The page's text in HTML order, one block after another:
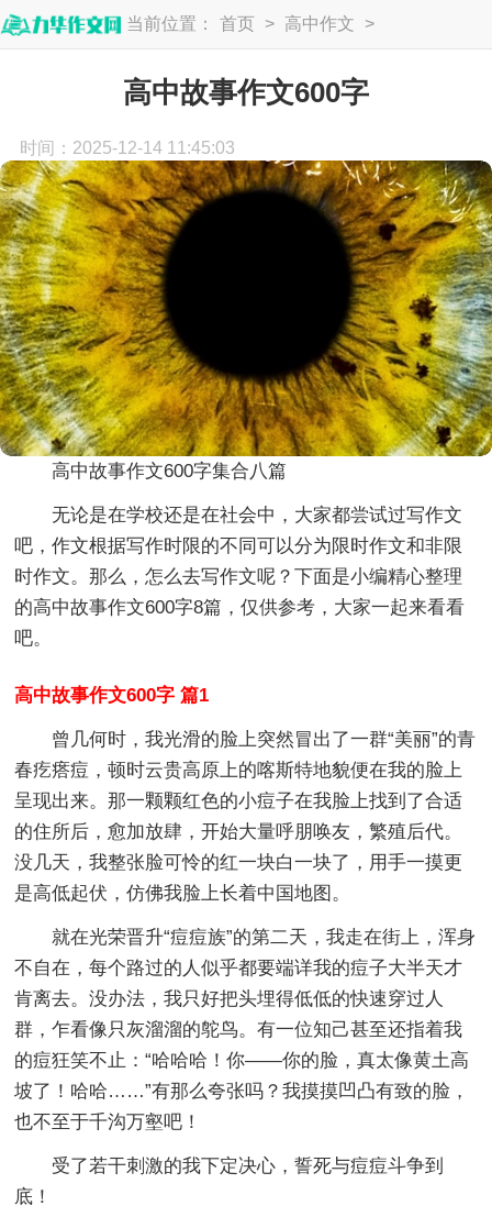
当前位置： 首页 > 高中作文 >
高中生作文
高中故事作文600字
时间：2025-12-14 11:45:03
高中故事作文600字集合八篇
无论是在学校还是在社会中，大家都尝试过写作文
吧，作文根据写作时限的不同可以分为限时作文和非限
时作文。那么，怎么去写作文呢？下面是小编精心整理
的高中故事作文600字8篇，仅供参考，大家一起来看看
吧。
高中故事作文600字 篇1
曾几何时，我光滑的脸上突然冒出了一群“美丽”的青
春疙瘩痘，顿时云贵高原上的喀斯特地貌便在我的脸上
呈现出来。那一颗颗红色的小痘子在我脸上找到了合适
的住所后，愈加放肆，开始大量呼朋唤友，繁殖后代。
没几天，我整张脸可怜的红一块白一块了，用手一摸更
是高低起伏，仿佛我脸上长着中国地图。
就在光荣晋升“痘痘族”的第二天，我走在街上，浑身
不自在，每个路过的人似乎都要端详我的痘子大半天才
肯离去。没办法，我只好把头埋得低低的快速穿过人
群，乍看像只灰溜溜的鸵鸟。有一位知己甚至还指着我
的痘狂笑不止：“哈哈哈！你——你的脸，真太像黄土高
坡了！哈哈……”有那么夸张吗？我摸摸凹凸有致的脸，
也不至于千沟万壑吧！
受了若干刺激的我下定决心，誓死与痘痘斗争到
底！